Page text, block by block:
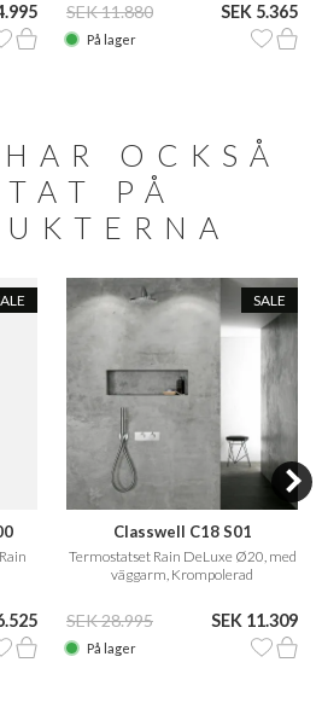
SEK 11.880 SEK 5.365
På lager
OCKSÅ
PÅ
SALE
Classwell C18 S01
Termostatset Rain DeLuxe Ø20, med
väggarm, Krompolerad
SEK 28.995 SEK 11.309
På lager